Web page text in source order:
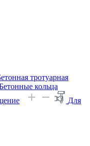
тротуарная
кольца
Для